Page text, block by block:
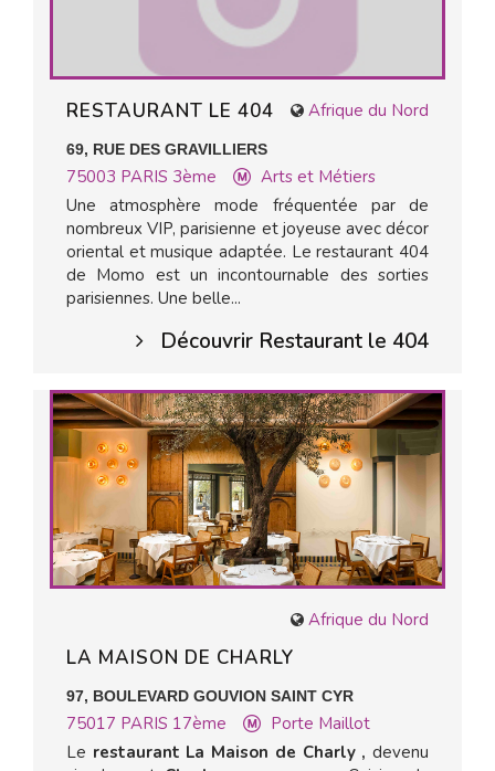
Afrique du Nord
RESTAURANT LE 404
69, RUE DES GRAVILLIERS
75003 PARIS 3ème
Arts et Métiers
Une atmosphère mode fréquentée par de
nombreux VIP, parisienne et joyeuse avec décor
oriental et musique adaptée. Le restaurant 404
de Momo est un incontournable des sorties
parisiennes. Une belle...
Découvrir Restaurant le 404
Afrique du Nord
LA MAISON DE CHARLY
97, BOULEVARD GOUVION SAINT CYR
75017 PARIS 17ème
Porte Maillot
Le restaurant La Maison de Charly , devenu